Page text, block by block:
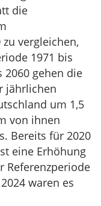
die
vergleichen,
1971 bis
2060 gehen die
jährlichen
um 1,5
von ihnen
Bereits für 2020
eine Erhöhung
Referenzperiode
waren es